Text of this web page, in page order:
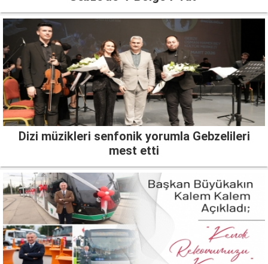
Dizi müzikleri senfonik yorumla Gebzelileri
mest etti